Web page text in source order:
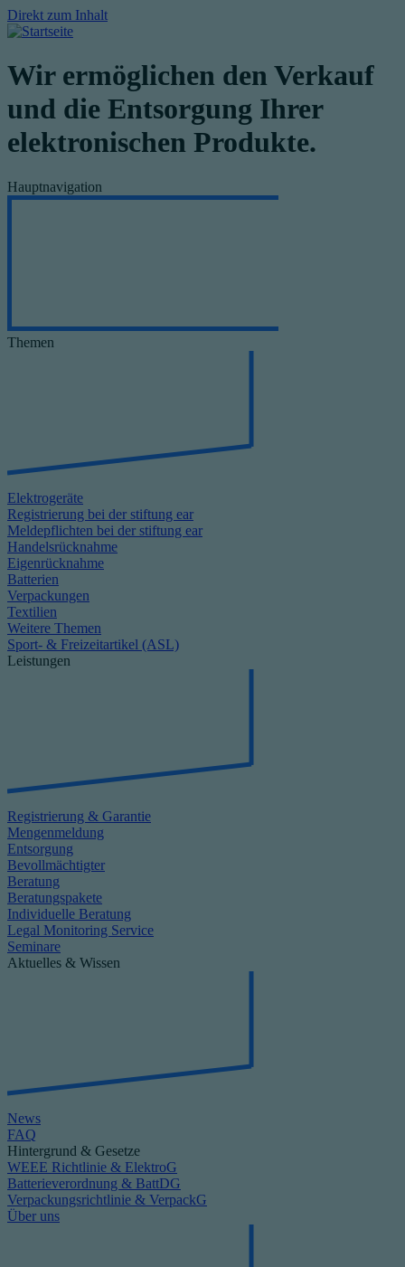
Direkt zum Inhalt
Wir ermöglichen den Verkauf
und die Entsorgung Ihrer
elektronischen Produkte.
Hauptnavigation
Themen
Elektrogeräte
Registrierung bei der stiftung ear
Meldepflichten bei der stiftung ear
Handelsrücknahme
Eigenrücknahme
Batterien
Verpackungen
Textilien
Weitere Themen
Sport- & Freizeitartikel (ASL)
Leistungen
Registrierung & Garantie
Mengenmeldung
Entsorgung
Bevollmächtigter
Beratung
Beratungspakete
Individuelle Beratung
Legal Monitoring Service
Seminare
Aktuelles & Wissen
News
FAQ
Hintergrund & Gesetze
WEEE Richtlinie & ElektroG
Batterieverordnung & BattDG
Verpackungsrichtlinie & VerpackG
Über uns